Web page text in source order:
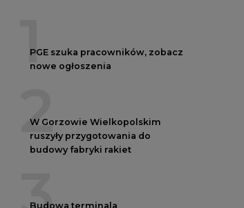
nowe ogłoszenia
2
ruszyły przygotowania do
budowy fabryki rakiet
3
intermodalnego w Zabrzu